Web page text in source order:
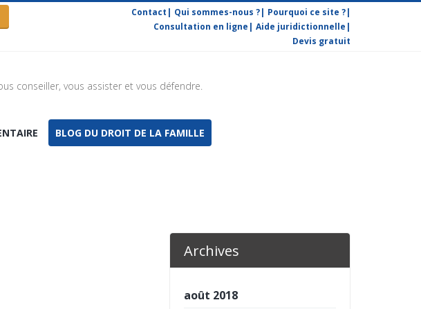
Contact Qui sommes-nous ?
Pourquoi ce site ?
Consultation en ligne
Aide juridictionnelle
Devis gratuit
conseiller, vous assister et vous défendre.
BLOG DU DROIT DE LA FAMILLE
Archives
août 2018